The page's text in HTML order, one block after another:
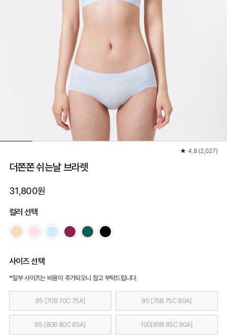
★ 4.8 (2,027)
더쫀쫀 쉬는날 브라렛
31,800원
컬러 선택
사이즈 선택
*일부 사이즈는 비용이 추가되오니 참고 부탁드립니다.
85 [70B 70C 75A] 90 [75B 75C 80A]
95 [80B 80C 85A] 100[85B 85C 90A]